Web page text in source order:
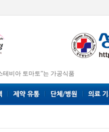
테비아 토마토”는 가공식품